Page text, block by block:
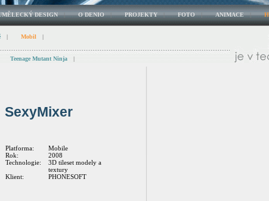
DESIGN | O DENIO | PROJEKTY | FOTO | ANIMACE |
| Mobil |
Teenage Mutant Ninja |
SexyMixer
Platforma:
Rok:
Technologie:
Klient:
Mobile
2008
3D tileset modely a
textury
PHONESOFT